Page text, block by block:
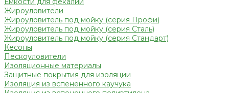
Жироуловители
Жироуловитель под мойку (серия Профи)
Жироуловитель под мойку (серия Сталь)
Жироуловитель под мойку (серия Стандарт)
Кесоны
Пескоуловители
Изоляционные материалы
Защитные покрытия для изоляции
Изоляция из вспененного каучука